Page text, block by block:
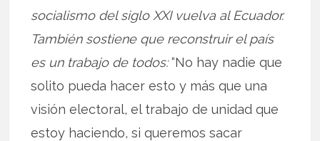
socialismo del siglo XXI vuelva al Ecuador.
También sostiene que reconstruir el país
es un trabajo de todos:“No hay nadie que
solito pueda hacer esto y más que una
visión electoral, el trabajo de unidad que
estoy haciendo, si queremos sacar